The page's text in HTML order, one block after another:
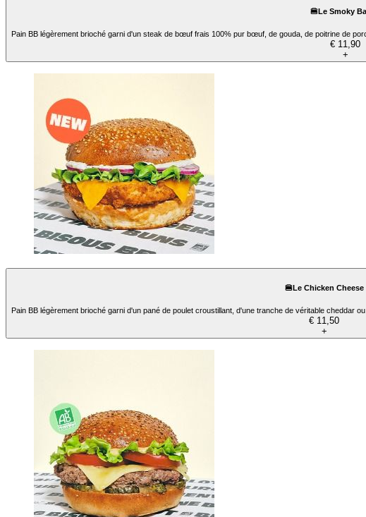
🍔Le Smoky
Pain BB légèrement brioché garni d'un steak de bœuf frais 100% pur bœuf, de gouda, de poitrine de
€ 11,90
+
🍔Le Chicken Cheese
Pain BB légèrement brioché garni d'un pané de poulet croustillant, d'une tranche de véritable cheddar
€ 11,50
+